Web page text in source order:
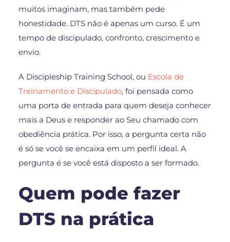
muitos imaginam, mas também pede
honestidade. DTS não é apenas um curso. É um
tempo de discipulado, confronto, crescimento e
envio.
A Discipleship Training School, ou Escola de
Treinamento e Discipulado, foi pensada como
uma porta de entrada para quem deseja conhecer
mais a Deus e responder ao Seu chamado com
obediência prática. Por isso, a pergunta certa não
é só se você se encaixa em um perfil ideal. A
pergunta é se você está disposto a ser formado.
Quem pode fazer
DTS na prática